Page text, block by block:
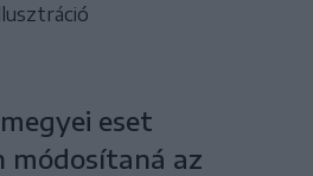
eset
módosítaná az